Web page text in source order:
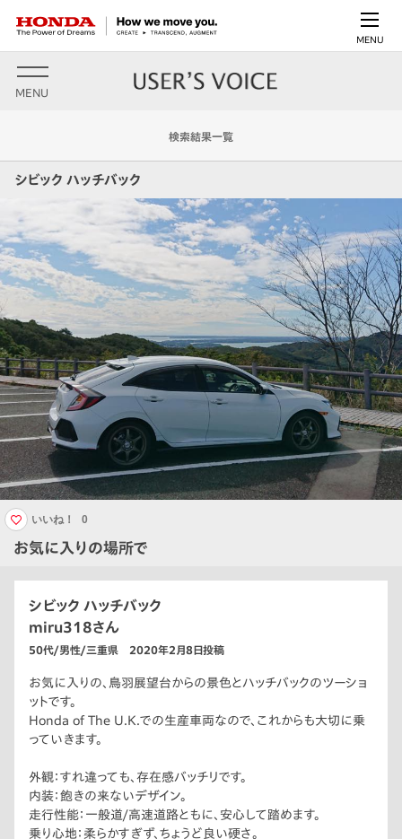
MENU
MENU
検索結果一覧
シビック ハッチバック
お気に入りの場所で
いいね！ 0
シビック ハッチバック
miru318さん
50代/男性/三重県 2020年2月8日投稿
お気に入りの、鳥羽展望台からの景色とハッチバックのツーショ
ットです。
Honda of The U.K.での生産車両なので、これからも大切に乗
っていきます。
外観：すれ違っても、存在感バッチリです。
内装：飽きの来ないデザイン。
走行性能：一般道/高速道路ともに、安心して踏めます。
乗り心地：柔らかすぎず、ちょうど良い硬さ。